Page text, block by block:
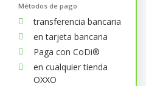
Métodos de pago
transferencia bancaria
en tarjeta bancaria
Paga con CoDi®
en cualquier tienda
OXXO